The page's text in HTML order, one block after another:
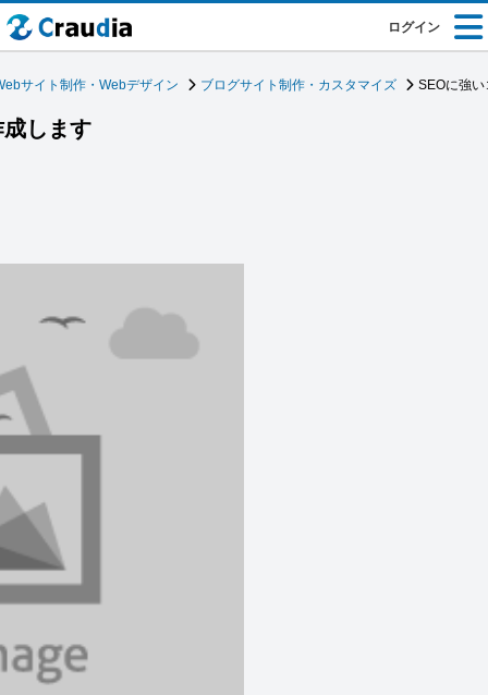
ログイン
サイト制作・Webデザイン ブログサイト制作・カスタマイズ SEOに強
します